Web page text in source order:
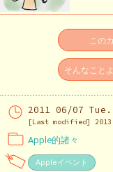
この
そんなこと
2011 06/07
[Last modified]
Apple的諸々
Appleイベント